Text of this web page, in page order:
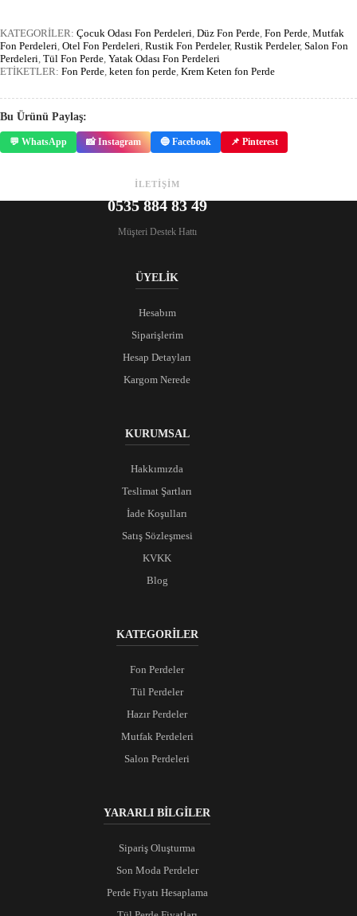
KATEGORİLER: Çocuk Odası Fon Perdeleri Düz Fon Perde Fon Perde Mutfak
Fon Perdeleri Otel Fon Perdeleri Rustik Fon Perdeler, Rustik Perdeler, Salon Fon
Perdeleri Tül Fon Perde Yatak Odası Fon Perdeleri
ETİKETLER: Fon Perde keten fon perde Krem Keten fon Perde
Bu Ürünü Paylaş:
💬 WhatsApp 📸 Instagram 🔵 Facebook 📌 Pinterest
İLETİŞİM
0535 884 83 49
Müşteri Destek Hattı
ÜYELİK
Hesabım
Siparişlerim
Hesap Detayları
Kargom Nerede
KURUMSAL
Hakkımızda
Teslimat Şartları
İade Koşulları
Satış Sözleşmesi
KVKK
Blog
KATEGORİLER
Fon Perdeler
Tül Perdeler
Hazır Perdeler
Mutfak Perdeleri
Salon Perdeleri
YARARLI BİLGİLER
Sipariş Oluşturma
Son Moda Perdeler
Perde Fiyatı Hesaplama